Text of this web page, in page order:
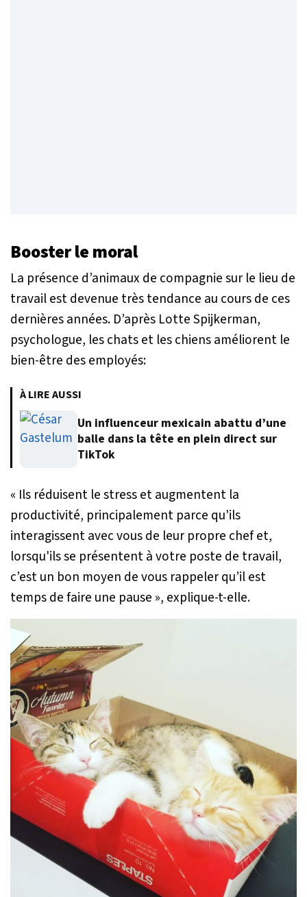
Booster le moral
La présence d’animaux de compagnie sur le lieu de
travail est devenue très tendance au cours de ces
dernières années. D’après Lotte Spijkerman,
psychologue, les chats et les chiens améliorent le
bien-être des employés:
À LIRE AUSSI
Un influenceur mexicain abattu d’une
balle dans la tête en plein direct sur
TikTok
« Ils réduisent le stress et augmentent la
productivité, principalement parce qu'ils
interagissent avec vous de leur propre chef et,
lorsqu'ils se présentent à votre poste de travail,
c’est un bon moyen de vous rappeler qu’il est
temps de faire une pause », explique-t-elle.